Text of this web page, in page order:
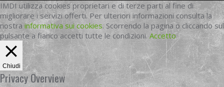
IMDI utilizza cookies proprietari e di terze parti al fine di
migliorare i servizi offerti. Per ulteriori informazioni consulta la
nostra informativa sui cookies. Scorrendo la pagina o cliccando sul
pulsante a fianco accetti tutte le condizioni. Accetto
Chiudi
Privacy Overview